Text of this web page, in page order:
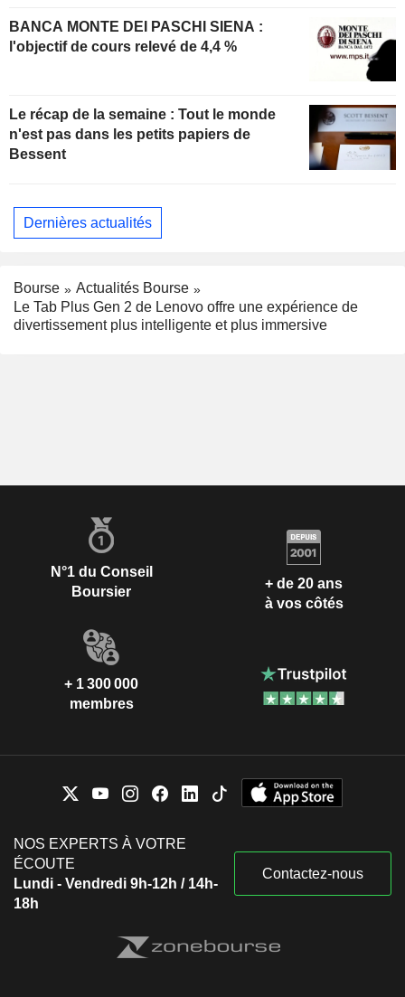
BANCA MONTE DEI PASCHI SIENA :
l'objectif de cours relevé de 4,4 %
Le récap de la semaine : Tout le monde
n'est pas dans les petits papiers de
Bessent
Dernières actualités
Bourse
Actualités Bourse
Le Tab Plus Gen 2 de Lenovo offre une expérience de
divertissement plus intelligente et plus immersive
N°1 du Conseil
Boursier
+ de 20 ans
à vos côtés
+ 1 300 000
membres
NOS EXPERTS À VOTRE
ÉCOUTE
Lundi - Vendredi 9h-12h / 14h-
18h
Contactez-nous